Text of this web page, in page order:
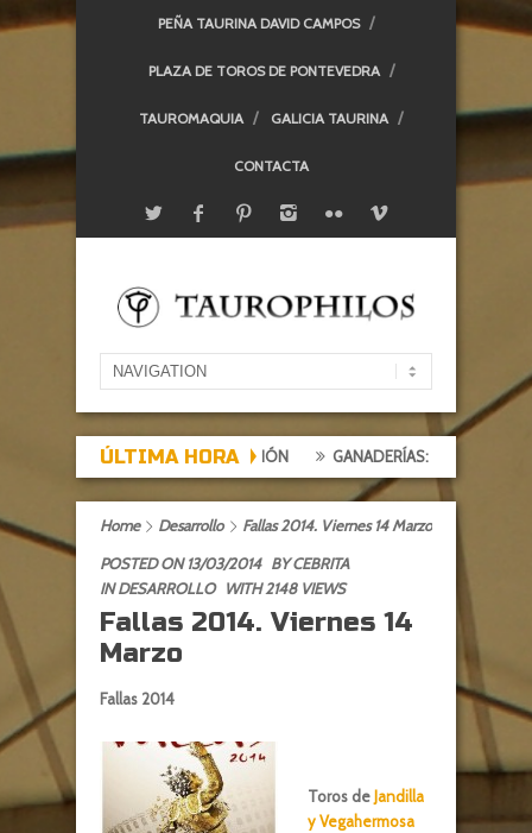
PEÑA TAURINA DAVID CAMPOS
PLAZA DE TOROS DE PONTEVEDRA
TAUROMAQUIA GALICIA TAURINA
CONTACTA
ÚLTIMA HORA
TARDE DE DECEPCIÓN GANADERÍAS: ALCURRUCÉN
Home Desarrollo
Fallas 2014. Viernes 14 Marzo
POSTED ON 13/03/2014 BYCEBRITA
INDESARROLLO WITH 2148 VIEWS
Fallas 2014. Viernes 14
Marzo
Fallas 2014
Toros deJandilla
y Vegahermosa